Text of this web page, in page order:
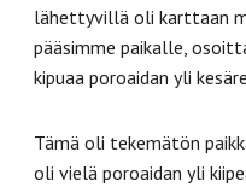
lähettyvillä oli karttaan
pääsimme paikalle,
kipuaa poroaidan yli
Tämä oli tekemätön
oli vielä poroaidan yli